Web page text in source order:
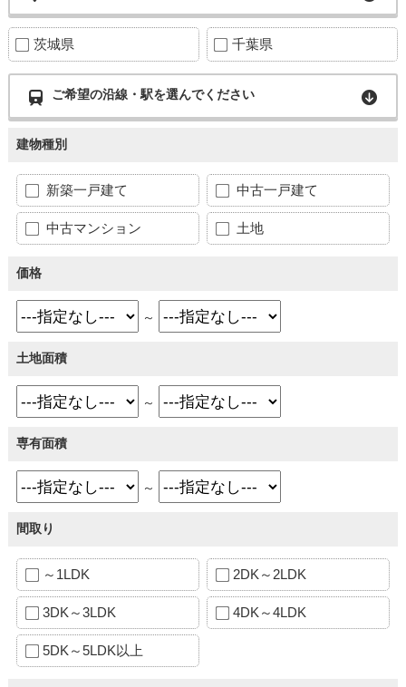
茨城県 千葉県
ご希望の沿線・駅を選んでください
建物種別
新築一戸建て 中古一戸建て
中古マンション 土地
価格
～
土地面積
～
専有面積
～
間取り
～1LDK 2DK～2LDK
3DK～3LDK 4DK～4LDK
5DK～5LDK以上